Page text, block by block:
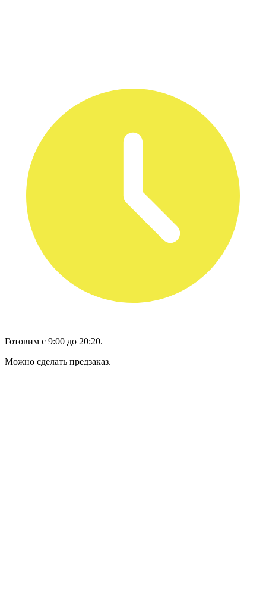
Готовим с 9:00 до 20:20.
Можно сделать предзаказ.